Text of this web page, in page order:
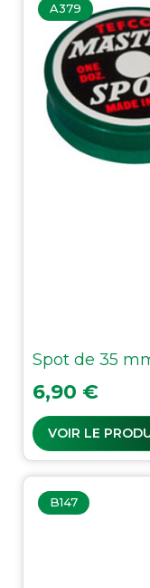
A379
Spot de 35
Prix
6,90 €
VOIR LE
B147